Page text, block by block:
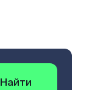
Найти